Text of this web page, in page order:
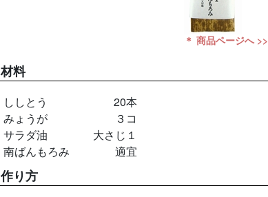
＊ 商品ページへ >>
材料
ししとう
20本
みょうが
３コ
サラダ油
大さじ１
南ばんもろみ
適宜
作り方